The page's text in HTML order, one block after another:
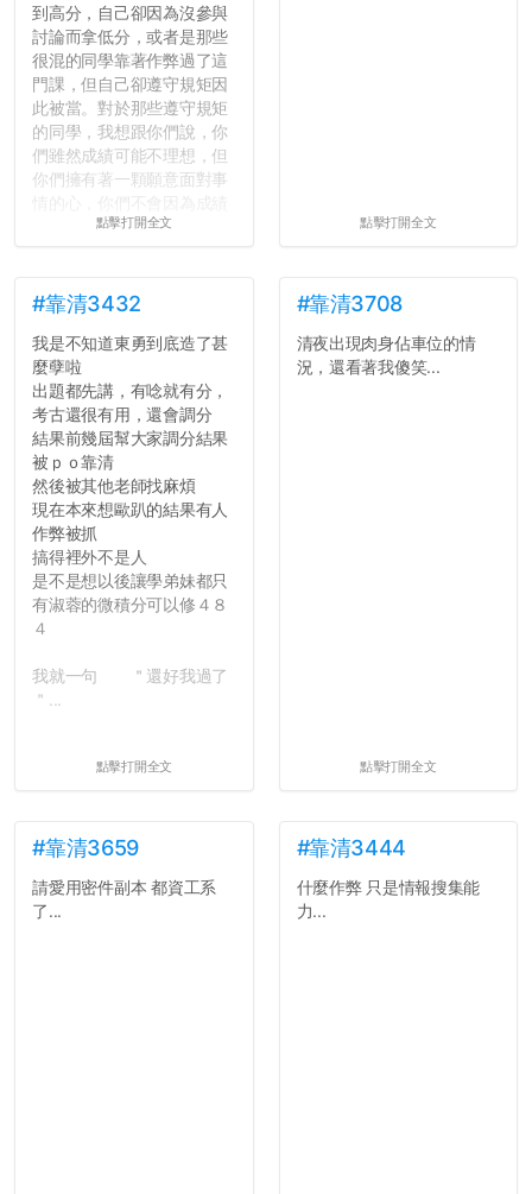
到高分，自己卻因為沒參與
討論而拿低分，或者是那些
很混的同學靠著作弊過了這
門課，但自己卻遵守規矩因
此被當。對於那些遵守規矩
的同學，我想跟你們說，你
們雖然成績可能不理想，但
你們擁有著一顆願意面對事
壓力而選擇逃避(作弊)，在
績無法體現你們的努力，但
往後你們正直的態度一定會
讓你們在社會上適應得更
好。最後，那些作弊的同
學，你們要瞭解到作弊對你
們而言是沒有任何好處的，
大學是你們唯一可以勇敢認
錯但不需要付出太大代價的
地方，你們在這時候如果不
會學會...
點擊打開全文 點擊打開全文
#靠清3432
我是不知道東勇到底造了甚
麼孽啦
出題都先講，有唸就有分，
考古還很有用，還會調分
結果前幾屆幫大家調分結果
被ｐｏ靠清
然後被其他老師找麻煩
現在本來想歐趴的結果有人
作弊被抓
搞得裡外不是人
是不是想以後讓學弟妹都只
有淑蓉的微積分可以修４８
４
我就一句 ＂還好我過了
＂...
點擊打開全文
#靠清3708
清夜出現肉身佔車位的情
況，還看著我傻笑...
點擊打開全文
#靠清3659
請愛用密件副本 都資工系
了...
#靠清3444
什麼作弊 只是情報搜集能
力...